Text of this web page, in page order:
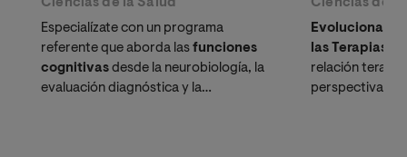
Ciencias de la Salud
Especialízate con un programa
referente que aborda lasfunciones
cognitivas desde la neurobiología, la
evaluación diagnóstica y la
Ciencias de
Evoluciona tu
las Terapias
relación
perspectiva